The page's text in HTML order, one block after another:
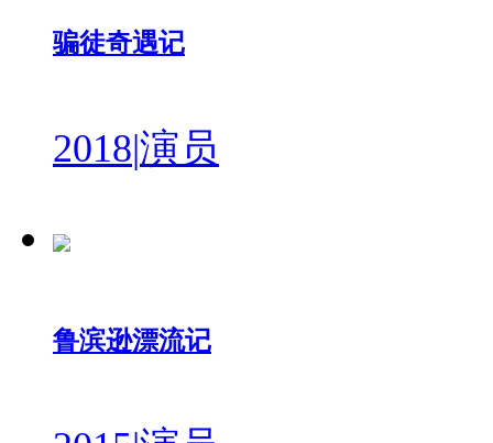
骗徒奇遇记
2018|演员
鲁滨逊漂流记